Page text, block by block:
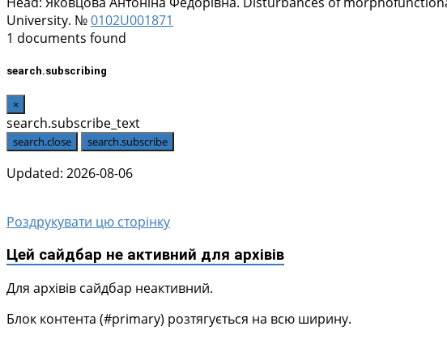
University. №0102U001871
1 documents found
search.subscribing
×
search.subscribe_text
search.close search.subscribe
Updated: 2026-08-06
Роздрукувати цю сторінку
Цей сайдбар не активний для архівів
Для архівів сайдбар неактивний.
Блок контента (#primary) розтягується на всю ширину.